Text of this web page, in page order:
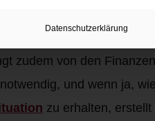
ab
zudem von den
und wenn ja,
zu erhalten,
Datenschutzerklärung